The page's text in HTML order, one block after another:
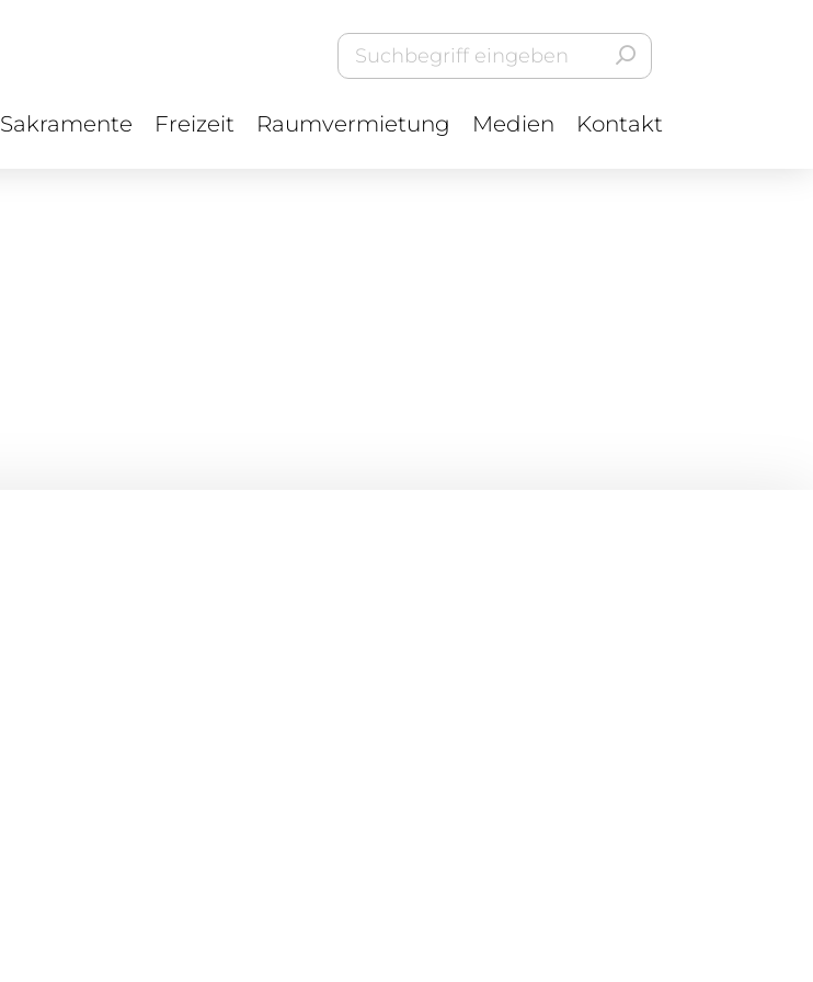
Sakramente Freizeit Raumvermietung Medien Kontakt